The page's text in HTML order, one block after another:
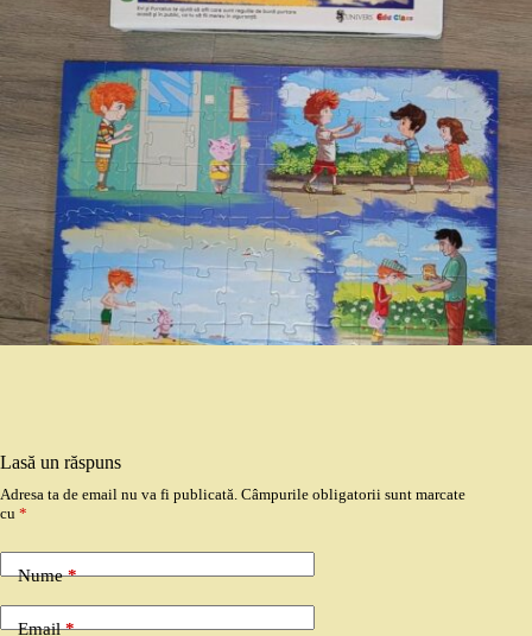
Lasă un răspuns
Adresa ta de email nu va fi publicată. Câmpurile obligatorii sunt marcate
cu *
Nume*
Email*